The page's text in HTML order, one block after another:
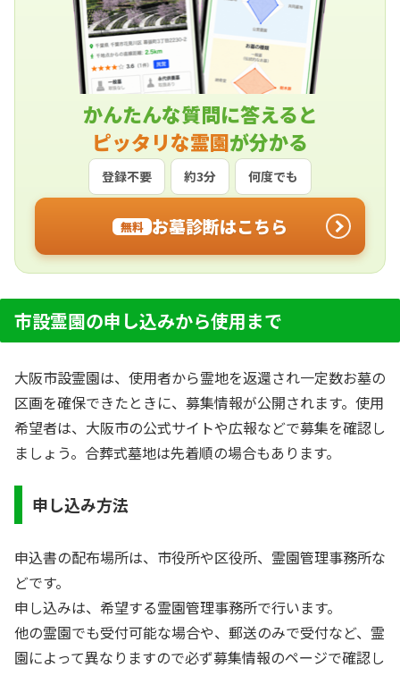
かんたんな質問に答えると
ピッタリな霊園が分かる
登録不要 約3分 何度でも
無料 お墓診断はこちら
市設霊園の申し込みから使用まで
大阪市設霊園は、使用者から霊地を返還され一定数お墓の
区画を確保できたときに、募集情報が公開されます。使用
希望者は、大阪市の公式サイトや広報などで募集を確認し
ましょう。合葬式墓地は先着順の場合もあります。
申し込み方法
申込書の配布場所は、市役所や区役所、霊園管理事務所な
どです。
申し込みは、希望する霊園管理事務所で行います。
他の霊園でも受付可能な場合や、郵送のみで受付など、霊
園によって異なりますので必ず募集情報のページで確認し